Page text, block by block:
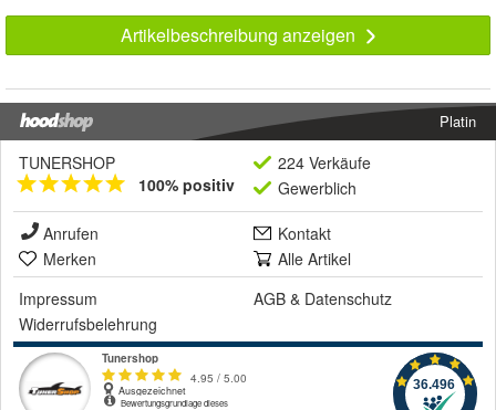
Artikelbeschreibung anzeigen
Platin
TUNERSHOP
100% positiv
224 Verkäufe
Gewerblich
Anrufen
Kontakt
Merken
Alle Artikel
Impressum
AGB & Datenschutz
Widerrufsbelehrung